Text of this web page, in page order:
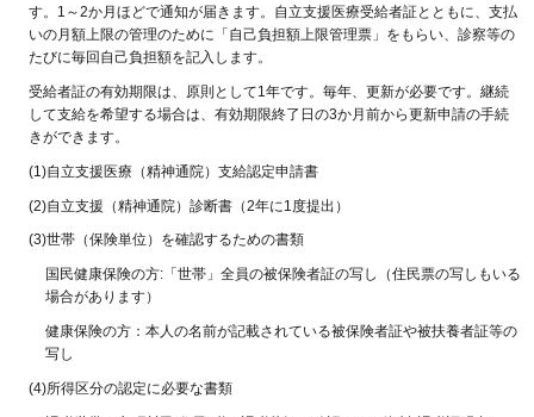
す。1～2か月ほどで通知が届きます。自立支援医療受給者証とともに、支払
いの月額上限の管理のために「自己負担額上限管理票」をもらい、診察等の
たびに毎回自己負担額を記入します。
受給者証の有効期限は、原則として1年です。毎年、更新が必要です。継続
して支給を希望する場合は、有効期限終了日の3か月前から更新申請の手続
きができます。
(1)自立支援医療（精神通院）支給認定申請書
(2)自立支援（精神通院）診断書（2年に1度提出）
(3)世帯（保険単位）を確認するための書類
国民健康保険の方:「世帯」全員の被保険者証の写し（住民票の写しもいる
場合があります）
健康保険の方：本人の名前が記載されている被保険者証や被扶養者証等の
写し
(4)所得区分の認定に必要な書類